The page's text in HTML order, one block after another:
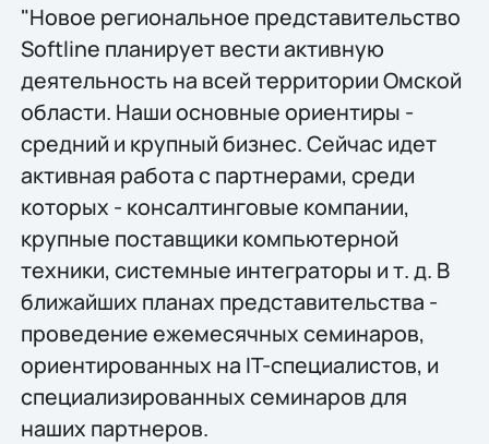
"Новое региональное представительство
Softline планирует вести активную
деятельность на всей территории Омской
области. Наши основные ориентиры -
средний и крупный бизнес. Сейчас идет
активная работа с партнерами, среди
которых - консалтинговые компании,
крупные поставщики компьютерной
техники, системные интеграторы и т. д. В
ближайших планах представительства -
проведение ежемесячных семинаров,
ориентированных на IT-специалистов, и
специализированных семинаров для
наших партнеров.